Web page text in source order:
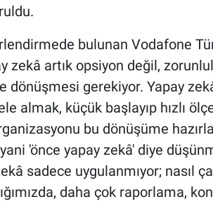
bulunan Vodafone
zekâ artık opsiyon değil,
dönüşmesi gerekiyor. Yapay
almak, küçük başlayıp hızlı
bu dönüşüme
'önce yapay zekâ' diye
sadece uygulanmıyor; nasıl
daha çok raporlama,